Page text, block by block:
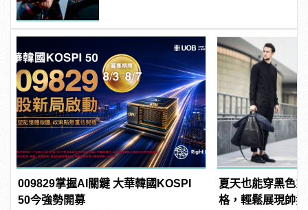
009829掌握AI關鍵 大華韓國KOSPI
50今強勢開募
夏天也能穿黑色
格，輕鬆展現帥